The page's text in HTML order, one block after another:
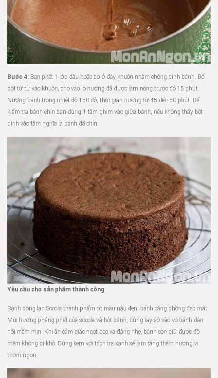
Bước 4: Bạn phết 1 lớp dầu hoặc bơ ở đáy khuôn nhằm chống dính bánh. Đổ
bột từ từ vào khuôn, cho vào lò nướng đã được làm nóng trước đó 15 phút.
Nướng bánh trong nhiệt độ 150 độ, thời gian nướng từ 45 đến 50 phút. Để
kiểm tra bánh chín bạn dùng 1 tăm ghim vào giữa bánh, nếu không thấy bột
dính vào tăm nghĩa là bánh đã chín.
Yêu cầu cho sản phẩm thành công
Bánh bông lan Socola thành phẩm có màu nâu đen, bánh căng phồng đẹp mắt.
Mùi hương phảng phất của socola và bột bánh, dùng tay sờ vào vỏ bánh đàn
hồi mềm mịn. Khi ăn cảm giác ngọt béo và đắng nhẹ, bánh còn giữ được độ
mềm không bị khô. Dùng kem với tách trà xanh sẽ làm tăng thêm hương vị
thơm ngon.